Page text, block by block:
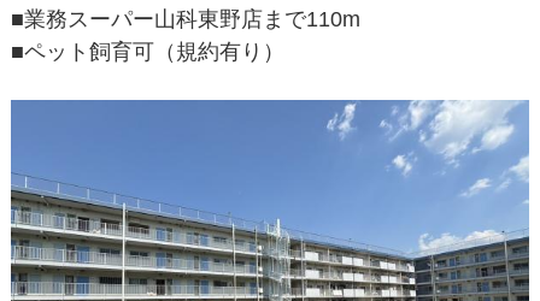
■業務スーパー山科東野店まで110m
■ペット飼育可（規約有り）